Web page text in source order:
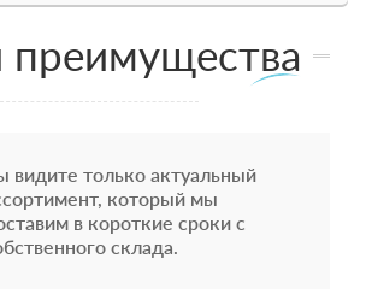
видите только актуальный
который мы
в короткие сроки с
склада.